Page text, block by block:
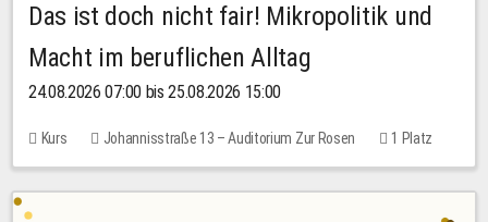
Das ist doch nicht fair! Mikropolitik und
Macht im beruflichen Alltag
24.08.2026 07:00 bis 25.08.2026 15:00
Kurs Johannisstraße 13 – Auditorium Zur Rosen
1 Platz
30,00 EUR